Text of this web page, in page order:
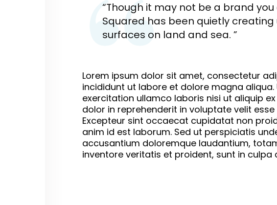
“Though it may not be a brand
Squared has been quietly
surfaces on land and sea. ”
Lorem ipsum dolor sit amet, consectetur
incididunt ut labore et dolore magna
exercitation ullamco laboris nisi ut aliquip
dolor in reprehenderit in voluptate velit
Excepteur sint occaecat cupidatat non
anim id est laborum. Sed ut perspiciatis
accusantium doloremque laudantium,
inventore veritatis et proident, sunt in